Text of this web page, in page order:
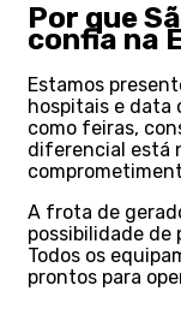
Por que
confia na
Estamos
hospitais e data
como feiras,
diferencial está
A frota de
possibilidade de
Todos os
prontos para